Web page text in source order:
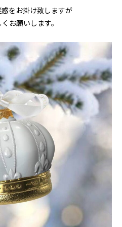
をお掛け致しますが
お願いします。